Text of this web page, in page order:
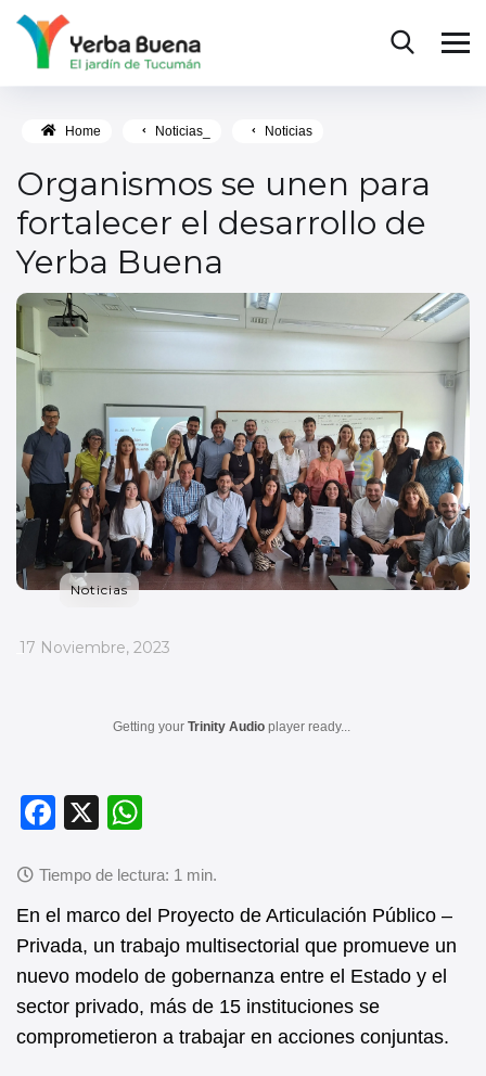
Home Noticias_ Noticias
Organismos se unen para
fortalecer el desarrollo de
Yerba Buena
Noticias
_
17 Noviembre, 2023
Getting your Trinity Audio player ready...
F
c
e
b
o
o
k
X
at
s
A
p
p
En el marco del Proyecto de Articulación Público –
Privada, un trabajo multisectorial que promueve un
nuevo modelo de gobernanza entre el Estado y el
sector privado, más de 15 instituciones se
comprometieron a trabajar en acciones conjuntas.